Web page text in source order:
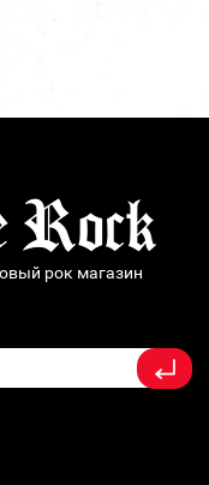
рок магазин